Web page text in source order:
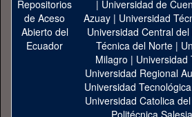
| Universidad de
Azuay| Universidad
Universidad Central
Técnica del Norte |
Milagro | Universidad
Universidad Regional
Universidad
Universidad Catolica
Politécnica